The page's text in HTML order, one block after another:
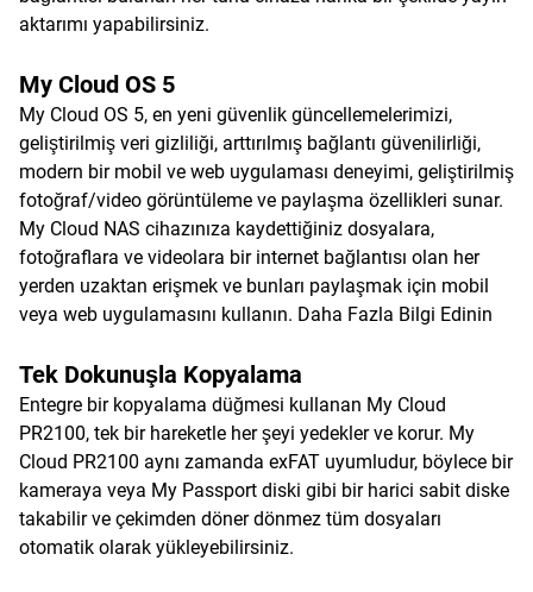
aktarımı yapabilirsiniz.
My Cloud OS 5
My Cloud OS 5, en yeni güvenlik güncellemelerimizi,
geliştirilmiş veri gizliliği, arttırılmış bağlantı güvenilirliği,
modern bir mobil ve web uygulaması deneyimi, geliştirilmiş
fotoğraf/video görüntüleme ve paylaşma özellikleri sunar.
My Cloud NAS cihazınıza kaydettiğiniz dosyalara,
fotoğraflara ve videolara bir internet bağlantısı olan her
yerden uzaktan erişmek ve bunları paylaşmak için mobil
veya web uygulamasını kullanın. Daha Fazla Bilgi Edinin
Tek Dokunuşla Kopyalama
Entegre bir kopyalama düğmesi kullanan My Cloud
PR2100, tek bir hareketle her şeyi yedekler ve korur. My
Cloud PR2100 aynı zamanda exFAT uyumludur, böylece bir
kameraya veya My Passport diski gibi bir harici sabit diske
takabilir ve çekimden döner dönmez tüm dosyaları
otomatik olarak yükleyebilirsiniz.